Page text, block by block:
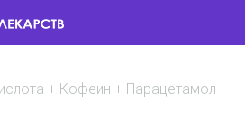
+ Кофеин + Парацетамол